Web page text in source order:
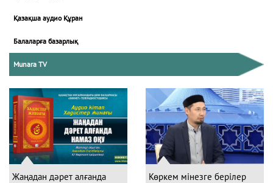
Қазақша аудио Құран
Балаларға базарлық
Munara TV
Жаңадан дәрет алғанда
Көркем мінезге берілер